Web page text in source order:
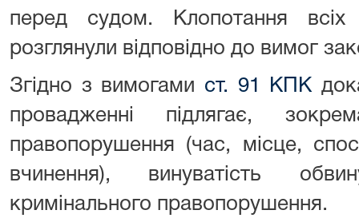
перед судом. Клопотання всіх
розглянули відповідно до вимог
Згідно з вимогами ст. 91 КПК
провадженні підлягає,
правопорушення (час, місце,
вчинення), винуватість
кримінального правопорушення.